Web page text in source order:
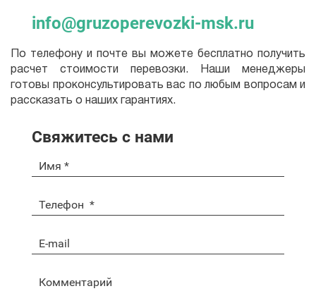
info@gruzoperevozki-msk.ru
По телефону и почте вы можете бесплатно получить
расчет стоимости перевозки. Наши менеджеры
готовы проконсультировать вас по любым вопросам и
рассказать о наших гарантиях.
Свяжитесь с нами